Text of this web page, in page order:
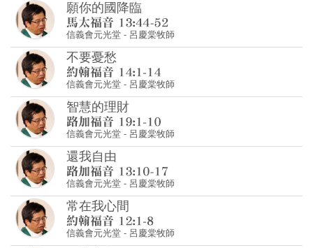
願你的國降臨
信義會元光堂 - 呂慶棠牧師
不要憂愁
信義會元光堂 - 呂慶棠牧師
智慧的理財
信義會元光堂 - 呂慶棠牧師
還我自由
信義會元光堂 - 呂慶棠牧師
常在我心間
信義會元光堂 - 呂慶棠牧師